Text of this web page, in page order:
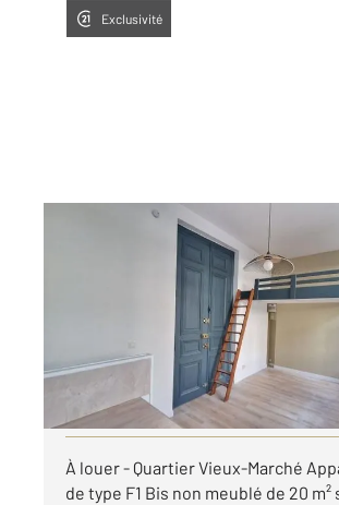
Exclusivité
, 1 pièce
Appartement F1 à louer
460 €
par mois charges comprises
Visiter le site dédié
À louer - Quartier Vieux-Marché
de type F1 Bis non meublé de 20 m²